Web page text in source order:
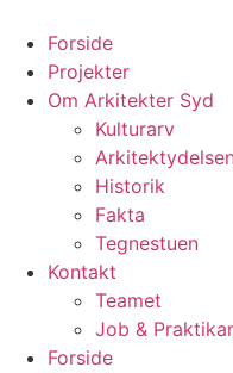
indhold
Forside
Projekter
Om Arkitekter Syd
Kulturarv
Historik
Fakta
Tegnestuen
Kontakt
Teamet
Job &
Forside